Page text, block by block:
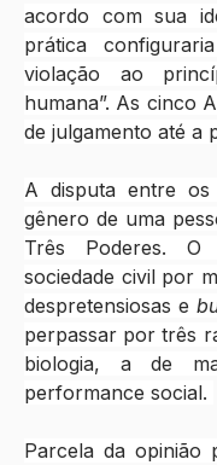
acordo com sua
prática
violação ao
humana”. As cinco
de julgamento até a
A disputa entre os
gênero de uma
Três Poderes. O
sociedade civil por
despretensiosas e
perpassar por três
biologia, a de
performance social.
Parcela da opinião